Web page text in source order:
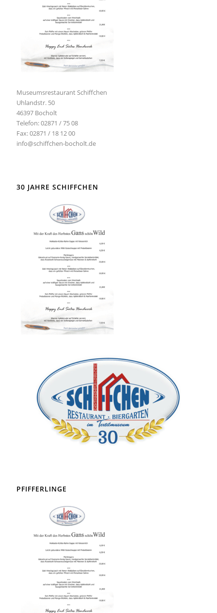
Museumsrestaurant Schiffchen
Uhlandstr. 50
46397 Bocholt
Telefon: 02871 / 75 08
Fax: 02871 / 18 12 00
info@schiffchen-bocholt.de
30 JAHRE SCHIFFCHEN
PFIFFERLINGE